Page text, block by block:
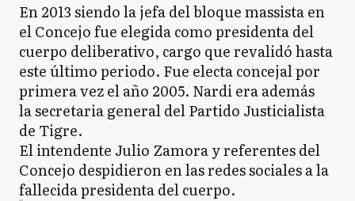
En 2013 siendo la jefa del bloque massista en
el Concejo fue elegida como presidenta del
cuerpo deliberativo, cargo que revalidó hasta
este último periodo. Fue electa concejal por
primera vez el año 2005. Nardi era además
la secretaria general del Partido Justicialista
de Tigre.
El intendente Julio Zamora y referentes del
Concejo despidieron en las redes sociales a la
fallecida presidenta del cuerpo.